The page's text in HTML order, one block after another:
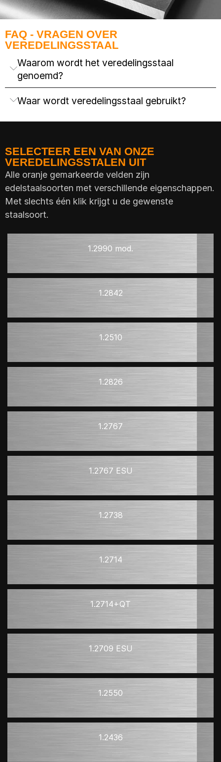
FAQ - VRAGEN OVER
VEREDELINGSSTAAL
Waarom wordt het veredelingsstaal
genoemd?
Waar wordt veredelingsstaal gebruikt?
SELECTEER EEN VAN ONZE
VEREDELINGSSTALEN UIT
Alle oranje gemarkeerde velden zijn
edelstaalsoorten met verschillende eigenschappen.
Met slechts één klik krijgt u de gewenste
staalsoort.
1.2990 mod.
1.2842
1.2510
1.2826
1.2767
1.2767 ESU
1.2738
1.2714
1.2714+QT
1.2709 ESU
1.2550
1.2436